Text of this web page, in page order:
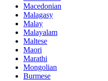
Macedonian
Malagasy
Malay
Malayalam
Maltese
Maori
Marathi
Mongolian
Burmese